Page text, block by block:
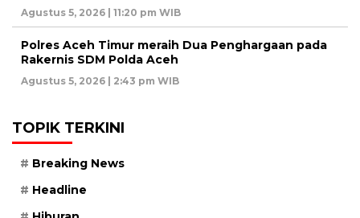
Agustus 5, 2026 | 11:20 pm WIB
Polres Aceh Timur meraih Dua Penghargaan pada
Rakernis SDM Polda Aceh
Agustus 5, 2026 | 2:43 pm WIB
TOPIK TERKINI
Breaking News
Headline